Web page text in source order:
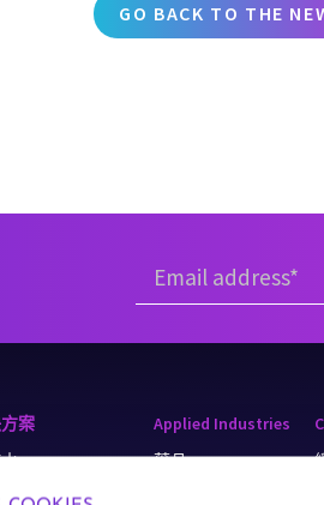
GO BACK TO THE
案
& Recycling
Applied Industries
藥品